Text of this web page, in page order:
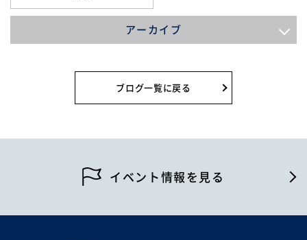
アーカイブ
2026年7月
2026年5月
2026年4月
ブログ一覧に戻る
イベント情報を見る